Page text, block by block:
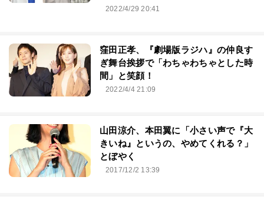
2022/4/29 20:41
窪田正孝、『劇場版ラジハ』の仲良す
ぎ舞台挨拶で「わちゃわちゃとした時
間」と笑顔！
2022/4/4 21:09
山田涼介、本田翼に「小さい声で『大
きいね』というの、やめてくれる？」
とぼやく
2017/12/2 13:39